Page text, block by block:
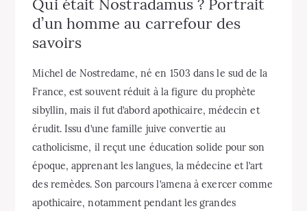
d’un homme au carrefour des
savoirs
Michel de Nostredame, né en 1503 dans le sud de la
France, est souvent réduit à la figure du prophète
sibyllin, mais il fut d’abord apothicaire, médecin et
érudit. Issu d’une famille juive convertie au
catholicisme, il reçut une éducation solide pour son
époque, apprenant les langues, la médecine et l’art
des remèdes. Son parcours l’amena à exercer comme
apothicaire, notamment pendant les grandes